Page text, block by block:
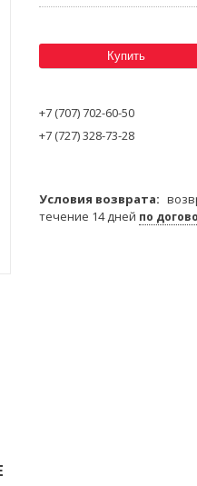
Купить
+7 (707) 702-60-50
+7 (727) 328-73-28
течение 14 дней по